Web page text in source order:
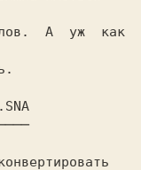
А  уж  как